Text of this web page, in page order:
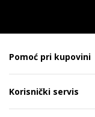
Pomoć pri kupovini
Korisnički servis